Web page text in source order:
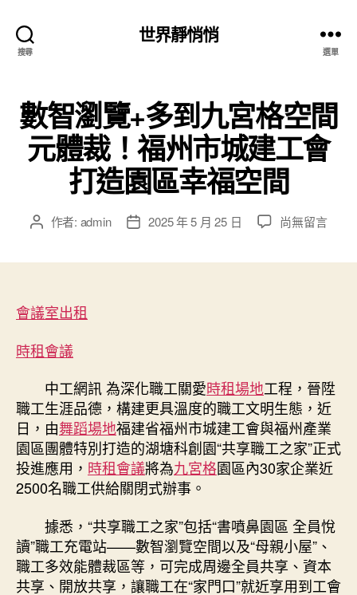
搜尋
世界靜悄悄
選單
數智瀏覽+多到九宮格空間
元體裁！福州市城建工會
打造園區幸福空間
文 作者: admin
文 2025 年 5 月 25 日
在
格
空
間
元
體
裁！
市
城
建
工
會
尚無留言
會議室出租
時租會議
中工網訊為深化職工關愛時租場地工程，晉陞
職工生涯品德，構建更具溫度的職工文明生態，近
日，由舞蹈場地福建省福州市城建工會與福州產業
園區團體特別打造的湖塘科創園“共享職工之家”正式
投進應用， 時租會議將為九宮格園區內30家企業近
2500名職工供給關閉式辦事。
據悉，“共享職工之家”包括“書噴鼻園區 全員悅
讀”職工充電站——數智瀏覽空間以及“母親小屋”、
職工多效能體裁區等，可完成周邊全員共享、資本
共享、開放共享，讓職工在“家門口”就近享用到工會